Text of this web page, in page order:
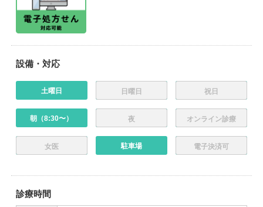
設備・対応
土曜日 日曜日 祝日
朝（8:30〜） 夜 オンライン診療
女医 駐車場 電子決済可
診療時間